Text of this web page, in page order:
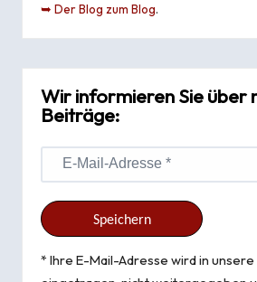
➥ Der Blog zum Blog.
Wir informieren Sie über
Beiträge:
* Ihre E-Mail-Adresse wird in